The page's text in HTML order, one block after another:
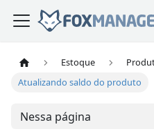
Estoque
Atualizando saldo do produto
Nessa página